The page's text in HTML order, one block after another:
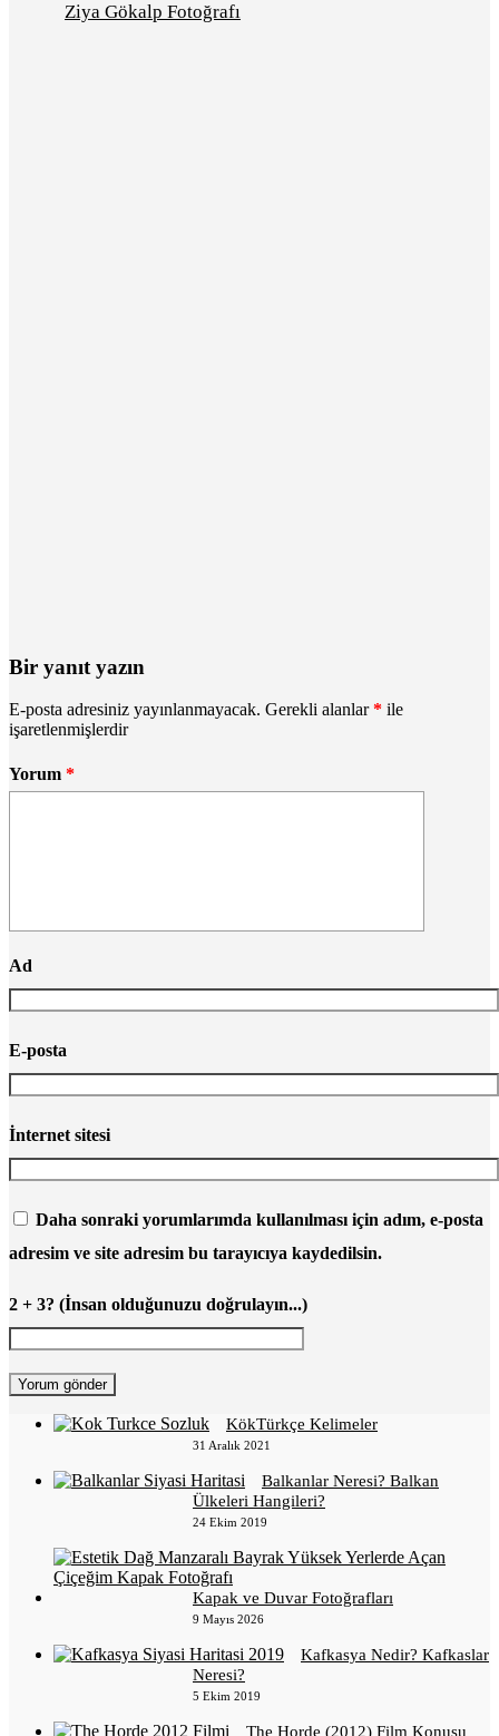
Ziya Gökalp Fotoğrafı
Bir yanıt yazın
E-posta adresiniz yayınlanmayacak. Gerekli alanlar * ile
işaretlenmişlerdir
Yorum *
Ad
E-posta
İnternet sitesi
Daha sonraki yorumlarımda kullanılması için adım, e-posta
adresim ve site adresim bu tarayıcıya kaydedilsin.
2 + 3? (İnsan olduğunuzu doğrulayın...)
KökTürkçe Kelimeler
31 Aralık 2021
Balkanlar Neresi? Balkan
Ülkeleri Hangileri?
24 Ekim 2019
Kapak ve Duvar Fotoğrafları
9 Mayıs 2026
Kafkasya Nedir? Kafkaslar
Neresi?
5 Ekim 2019
The Horde (2012) Film Konusu